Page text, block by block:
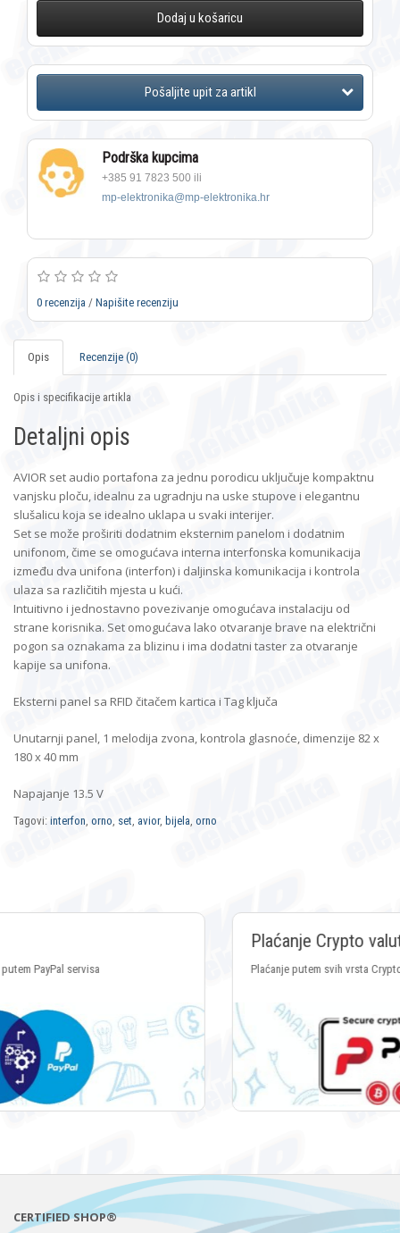
Dodaj u košaricu
Podrška kupcima
+385 91 7823 500 ili
mp-elektronika@mp-elektronika.hr
0 recenzija / Napišite recenziju
Opis Recenzije (0)
Opis i specifikacije artikla
Detaljni opis
AVIOR set audio portafona za jednu porodicu uključuje kompaktnu
vanjsku ploču, idealnu za ugradnju na uske stupove i elegantnu
slušalicu koja se idealno uklapa u svaki interijer.
Set se može proširiti dodatnim eksternim panelom i dodatnim
unifonom, čime se omogućava interna interfonska komunikacija
između dva unifona (interfon) i daljinska komunikacija i kontrola
ulaza sa različitih mjesta u kući.
Intuitivno i jednostavno povezivanje omogućava instalaciju od
strane korisnika. Set omogućava lako otvaranje brave na električni
pogon sa oznakama za blizinu i ima dodatni taster za otvaranje
kapije sa unifona.
Eksterni panel sa RFID čitačem kartica i Tag ključa
Unutarnji panel, 1 melodija zvona, kontrola glasnoće, dimenzije 82 x
180 x 40 mm
Napajanje 13.5 V
Tagovi: interfon, orno, set, avior, bijela, orno
Plaćanje putem svih vrsta Crypto valuta
CERTIFIED SHOP®